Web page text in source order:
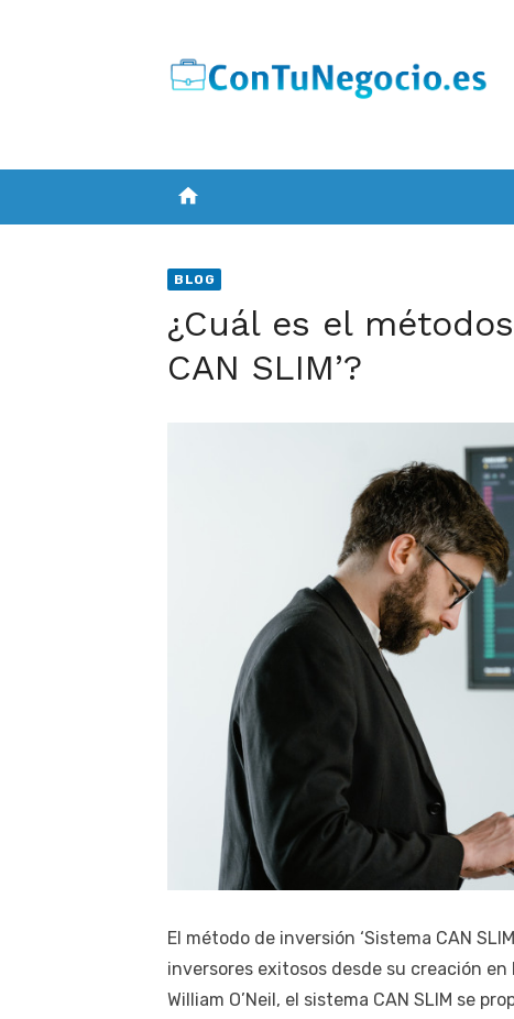
home
BLOG
¿Cuál es el
CAN SLIM’?
El método de inversión ‘Sistema CAN
inversores exitosos desde su creación
William O’Neil, el sistema CAN SLIM se